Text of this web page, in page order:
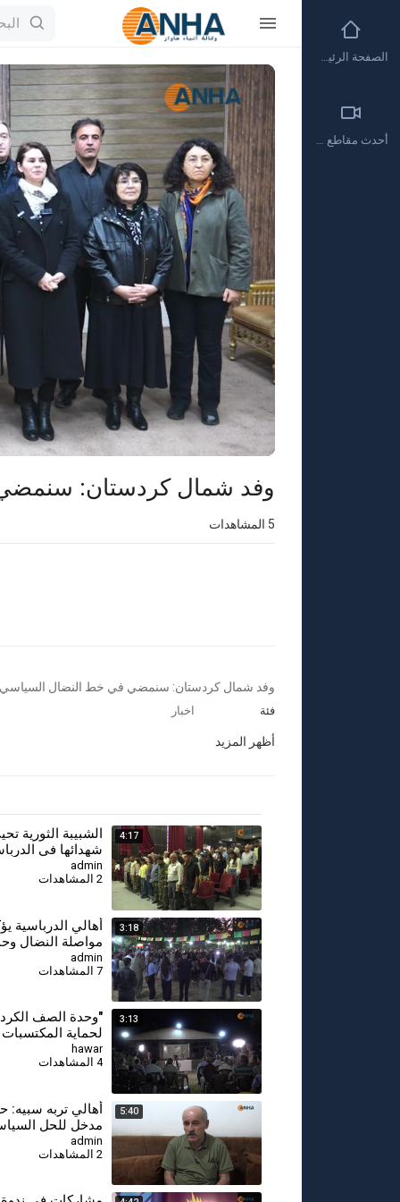
Video
Player
وفد شمال كردستان:
5 المشاهدات
⁣وفد شمال كردستان: سنمضي في خط النضال
فئة اخبار
أظهر المزيد
4:17
⁣الشبيبة الثورية
شهدائها في
وكوباني وتؤكد
النضال-كوباني
admin
2 المشاهدات
3:18
أهالي الدرباسية
مواصلة النضال
مكتسبات ثورة 19 تموز
admin
7 المشاهدات
3:13
"وحدة الصف
لحماية المكتسبات
الموقف السياسي"
hawar
4 المشاهدات
5:40
أهالي تربه سبيه:
مدخل للحل
عملية السلام
admin
2 المشاهدات
الصفحة الرئيسية
أحدث مقاطع الفيديو